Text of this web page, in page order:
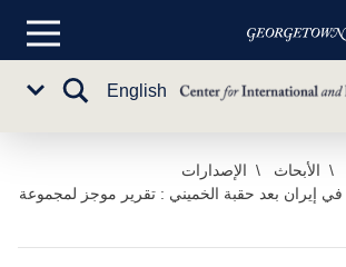
القائمة
English
تبديل
الأبحاث
الإصدارات
في إيران بعد حقبة الخميني : تقرير موجز لمجموعة